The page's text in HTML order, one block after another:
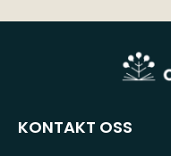
KONTAKT OSS